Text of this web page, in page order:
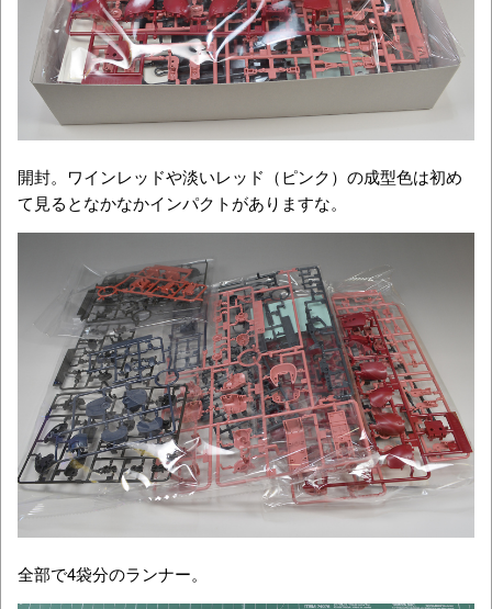
開封。ワインレッドや淡いレッド（ピンク）の成型色は初め
て見るとなかなかインパクトがありますな。
全部で4袋分のランナー。